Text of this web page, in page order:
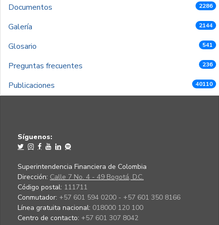
Documentos 2286
Galería 2144
Glosario 541
Preguntas frecuentes 236
Publicaciones 40110
Síguenos:
Superintendencia Financiera de Colombia
Dirección: Calle 7 No. 4 - 49 Bogotá, D.C.
Código postal: 111711
Conmutador: +57 601 594 0200 - +57 601 350 8166
Línea gratuita nacional: 018000 120 100
Centro de contacto: +57 601 307 8042